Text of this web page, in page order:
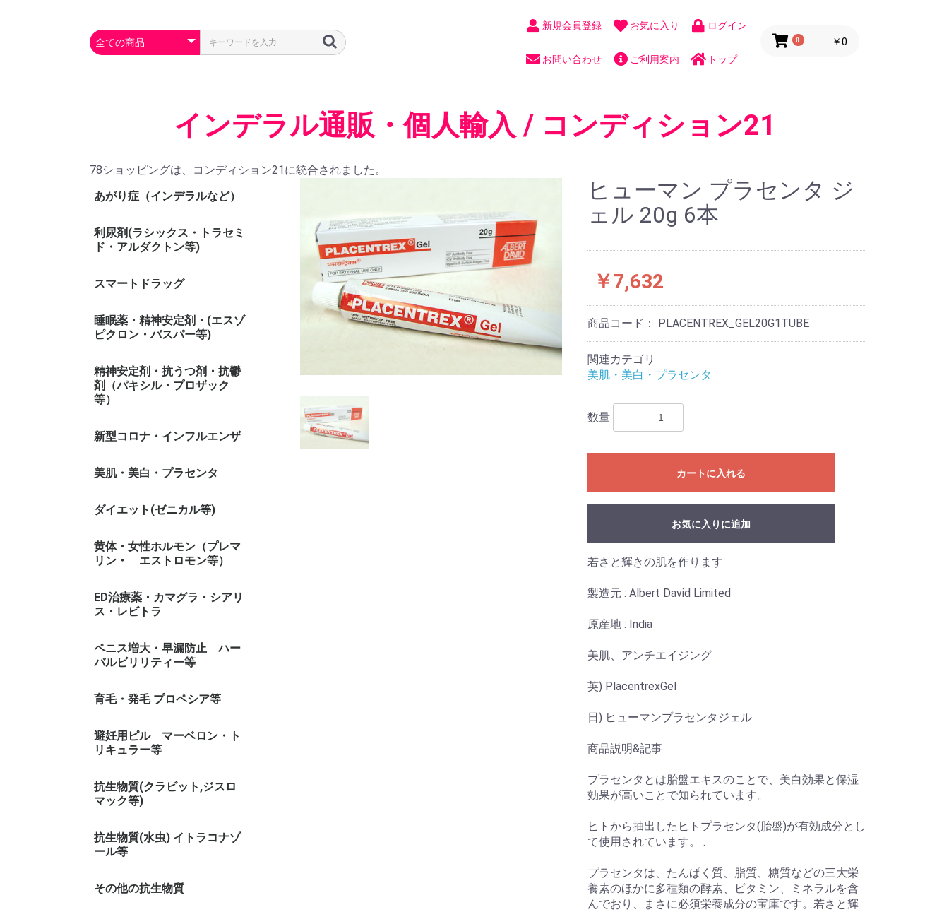
新規会員登録 お気に入り ログイン
お問い合わせ ご利用案内 トップ
0 ￥0
インデラル通販・個人輸入 / コンディション21
78ショッピングは、コンディション21に統合されました。
あがり症（インデラルなど）
利尿剤(ラシックス・トラセミ
ド・アルダクトン等)
スマートドラッグ
睡眠薬・精神安定剤・(エスゾ
ピクロン・バスパー等)
精神安定剤・抗うつ剤・抗鬱
剤（パキシル・プロザック
等）
新型コロナ・インフルエンザ
美肌・美白・プラセンタ
ダイエット(ゼニカル等)
ゼニカル系
黄体・女性ホルモン（プレマ
リン・ エストロモン等）
ED治療薬・カマグラ・シアリ
ス・レビトラ
カマグラ 系(シルデナフィル)
シアリス 系(タダラフィル)
レビトラ 系(バルデナフィル)
その他
ペニス増大・早漏防止 ハー
バルビリリティー等
早漏防止スプレー
育毛・発毛 プロペシア等
避妊用ピル マーベロン・ト
リキュラー等
トリキュラー
マーベロン
抗生物質(クラビット,ジスロ
マック等)
抗生物質(水虫) イトラコナゾ
ール等
その他の抗生物質
ヒューマン プラセンタ ジ
ェル 20g 6本
￥7,632
商品コード： PLACENTREX_GEL20G1TUBE
関連カテゴリ
美肌・美白・プラセンタ
数量
カートに入れる
お気に入りに追加
若さと輝きの肌を作ります
製造元 : Albert David Limited
原産地 : India
美肌、アンチエイジング
英) PlacentrexGel
日) ヒューマンプラセンタジェル
商品説明&記事
プラセンタとは胎盤エキスのことで、美白効果と保湿
効果が高いことで知られています。
ヒトから抽出したヒトプラセンタ(胎盤)が有効成分とし
て使用されています。 .
プラセンタは、たんぱく質、脂質、糖質などの三大栄
養素のほかに多種類の酵素、ビタミン、ミネラルを含
んでおり、まさに必須栄養成分の宝庫です。若さと輝